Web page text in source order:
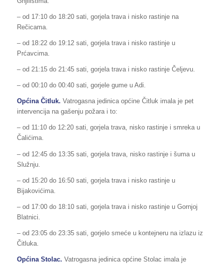
– od 17:10 do 18:20 sati, gorjela trava i nisko rastinje na
Rečicama.
– od 18:22 do 19:12 sati, gorjela trava i nisko rastinje u
Prćavcima.
– od 21:15 do 21:45 sati, gorjela trava i nisko rastinje Čeljevu.
– od 00:10 do 00:40 sati, gorjele gume u Adi.
Općina Čitluk. Vatrogasna jedinica općine Čitluk imala je pet
intervencija na gašenju požara i to:
– od 11:10 do 12:20 sati, gorjela trava, nisko rastinje i smreka u
Čalićima.
– od 12:45 do 13:35 sati, gorjela trava, nisko rastinje i šuma u
Služnju.
– od 15:20 do 16:50 sati, gorjela trava i nisko rastinje u
Bijakovićima.
– od 17:00 do 18:10 sati, gorjela trava i nisko rastinje u Gornjoj
Blatnici.
– od 23:05 do 23:35 sati, gorjelo smeće u kontejneru na izlazu iz
Čitluka.
Općina Stolac. Vatrogasna jedinica općine Stolac imala je